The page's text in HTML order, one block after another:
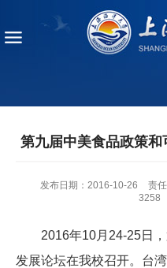
第九届中美食品政策
发布日期：2016-10-26 责
3258
2016年10月24-25日
发展论坛在我校召开。台